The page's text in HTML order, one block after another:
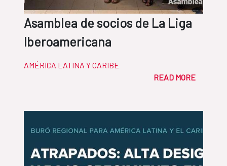
Asamblea de socios de La Liga
Iberoamericana
AMÉRICA LATINA Y CARIBE
READ MORE